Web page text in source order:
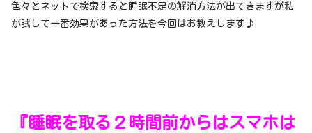
色々とネットで検索すると睡眠不足の解消方法が出てきますが私
が試して一番効果があった方法を今回はお教えします♪
『睡眠を取る２時間前からはスマホは